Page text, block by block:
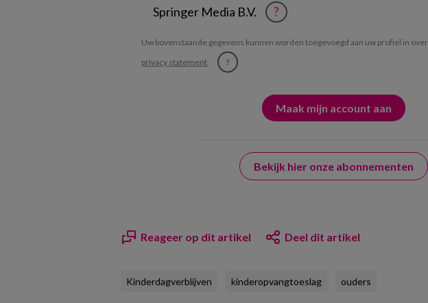
Springer Media B.V.
?
Uw bovenstaande gegevens kunnen worden toegevoegd aan uw profiel in
privacy statement. ?
Bekijk hier onze abonnementen
Reageer op dit artikel Deel dit artikel
Kinderdagverblijven kinderopvangtoeslag ouders